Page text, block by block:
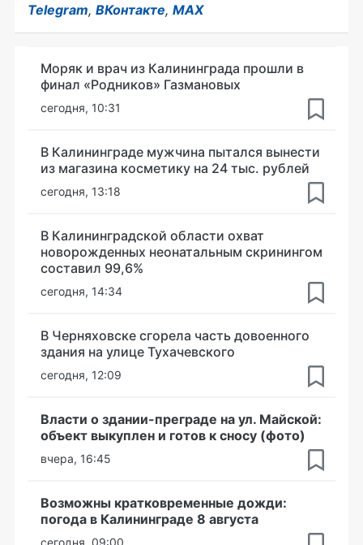
Telegram, ВКонтакте, MAX
Моряк и врач из Калининграда прошли в
финал «Родников» Газмановых
сегодня, 10:31
В Калининграде мужчина пытался вынести
из магазина косметику на 24 тыс. рублей
сегодня, 13:18
В Калининградской области охват
новорожденных неонатальным скринингом
составил 99,6%
сегодня, 14:34
В Черняховске сгорела часть довоенного
здания на улице Тухачевского
сегодня, 12:09
Власти о здании-преграде на ул. Майской:
объект выкуплен и готов к сносу (фото)
вчера, 16:45
Возможны кратковременные дожди:
погода в Калининграде 8 августа
сегодня, 09:00